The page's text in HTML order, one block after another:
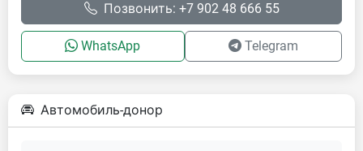
Позвонить: +7 902 48 666 55
WhatsApp Telegram
Автомобиль-донор